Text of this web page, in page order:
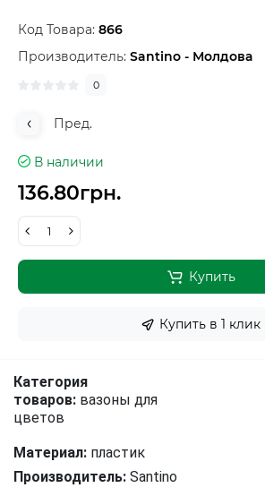
Код Товара: 866
Производитель: Santino - Молдова
0
Пред.
В наличии
136.80грн.
Купить
Купить в 1 клик
Категория
товаров: вазоны для
цветов
Материал: пластик
Производитель: Santino